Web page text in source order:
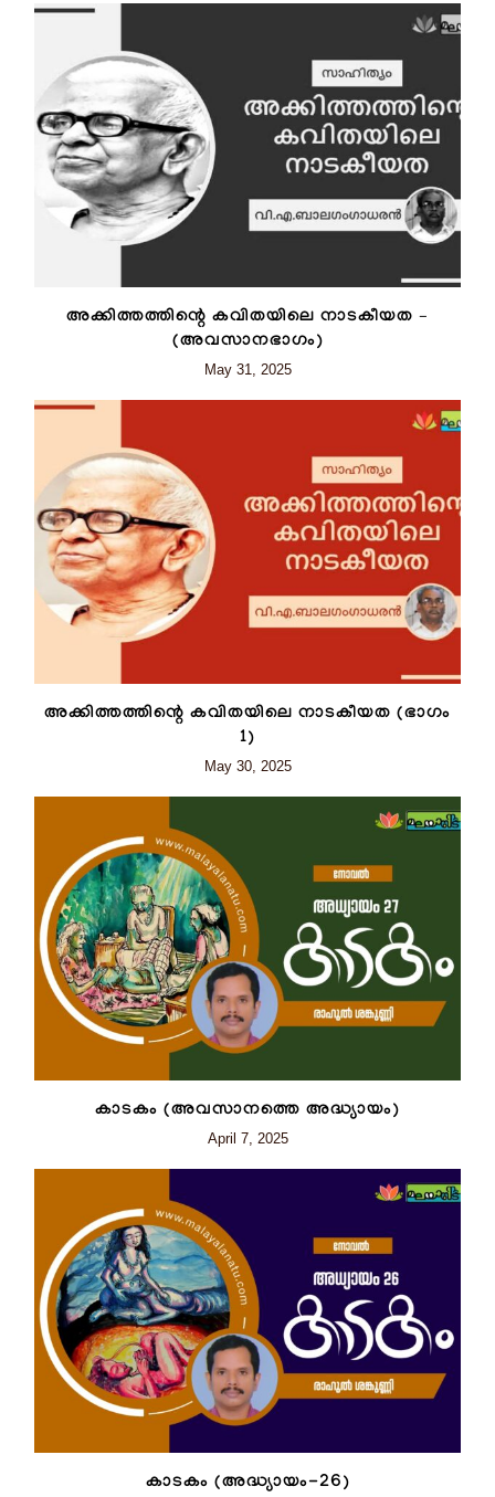
അക്കിത്തത്തിന്റെ കവിതയിലെ നാടകീയത –
(അവസാനഭാഗം)
May 31, 2025
അക്കിത്തത്തിന്റെ കവിതയിലെ നാടകീയത (ഭാഗം
1)
May 30, 2025
കാടകം (അവസാനത്തെ അദ്ധ്യായം)
April 7, 2025
കാടകം (അദ്ധ്യായം-26)